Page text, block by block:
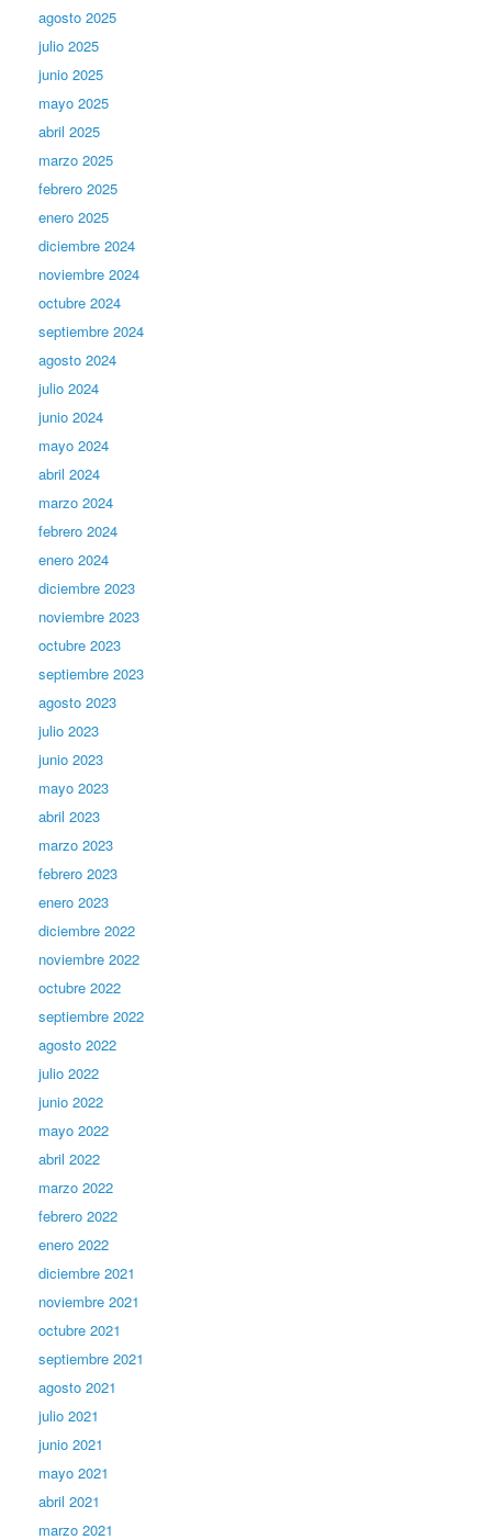
agosto 2025
julio 2025
junio 2025
mayo 2025
abril 2025
marzo 2025
febrero 2025
enero 2025
diciembre 2024
noviembre 2024
octubre 2024
septiembre 2024
agosto 2024
julio 2024
junio 2024
mayo 2024
abril 2024
marzo 2024
febrero 2024
enero 2024
diciembre 2023
noviembre 2023
octubre 2023
septiembre 2023
agosto 2023
julio 2023
junio 2023
mayo 2023
abril 2023
marzo 2023
febrero 2023
enero 2023
diciembre 2022
noviembre 2022
octubre 2022
septiembre 2022
agosto 2022
julio 2022
junio 2022
mayo 2022
abril 2022
marzo 2022
febrero 2022
enero 2022
diciembre 2021
noviembre 2021
octubre 2021
septiembre 2021
agosto 2021
julio 2021
junio 2021
mayo 2021
abril 2021
marzo 2021